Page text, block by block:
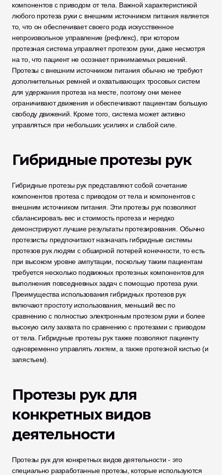
компонентов с приводом от тела. Важной характеристикой
любого протеза руки с внешним источником питания является
то, что он обеспечивает своего рода искусственное
непроизвольное управление (рефлекс), при котором
протезная система управляет протезом руки, даже несмотря
на то, что пациент не осознает принимаемых решений.
Протезы с внешним источником питания обычно не требуют
дополнительных ремней и охватывающих тросовых систем
для удержания протеза на месте, поэтому они менее
ограничивают движения и обеспечивают пациентам большую
свободу движений. Кроме того, система может активно
управляться при небольших усилиях и слабой силе.
Гибридные протезы рук
Гибридные протезы рук представляют собой сочетание
компонентов протеза с приводом от тела и компонентов с
внешним источником питания. Эти протезы рук позволяют
сбалансировать вес и стоимость протеза и нередко
демонстрируют лучшие результаты протезирования. Обычно
протезисты предпочитают назначать гибридные системы
протезов рук людям с обширной потерей конечности, то есть
при высоком уровне ампутации, поскольку таким пациентам
требуется несколько подвижных протезных компонентов для
выполнения повседневных задач с помощью протеза руки.
Преимущества использования гибридных протезов рук
включают простоту использования, меньший вес по
сравнению с полностью электронным протезом руки и более
высокую силу захвата по сравнению с протезами с приводом
от тела. Гибридные протезы рук также позволяют пациенту
одновременно управлять локтем, а также протезной кистью (и
запястьем).
Протезы рук для
конкретных видов
деятельности
Протезы рук для конкретных видов деятельности - это
специально разработанные протезы, которые используются